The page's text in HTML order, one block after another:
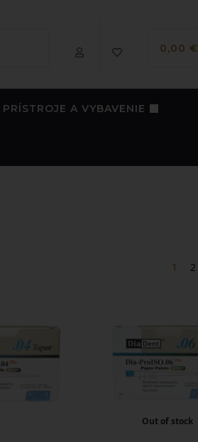
0,00 €
PRÍSTROJE A VYBAVENIE
1 2
Out of stock